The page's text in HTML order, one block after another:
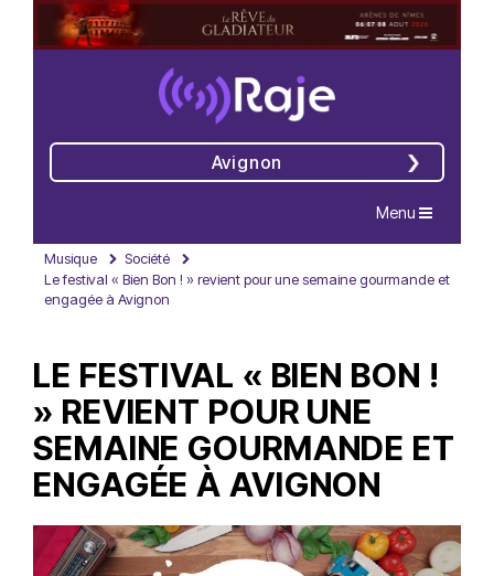
Avignon
Navigation
Menu
Musique
Société
Le festival « Bien Bon ! » revient pour une semaine gourmande et
engagée à Avignon
LE FESTIVAL « BIEN BON !
» REVIENT POUR UNE
SEMAINE GOURMANDE ET
ENGAGÉE À AVIGNON